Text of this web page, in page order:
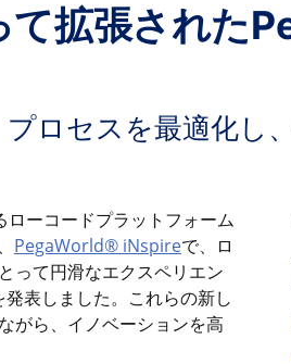
拡張された
ロセスを最適化し
ーコードプラットフォーム
PegaWorld® iNspireで、ロ
って円滑なエクスペリエン
表しました。これらの新し
がら、イノベーションを高